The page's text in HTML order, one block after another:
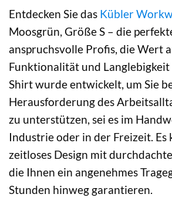
Entdecken Sie das Kübler
Moosgrün, Größe S – die
anspruchsvolle Profis, die Wert
Funktionalität und Langlebigkeit
Shirt wurde entwickelt, um Sie
Herausforderung des
zu unterstützen, sei es im
Industrie oder in der Freizeit.
zeitloses Design mit
die Ihnen ein angenehmes
Stunden hinweg garantieren.